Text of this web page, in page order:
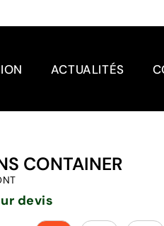
ACTUALITÉS
CONTAINER
devis